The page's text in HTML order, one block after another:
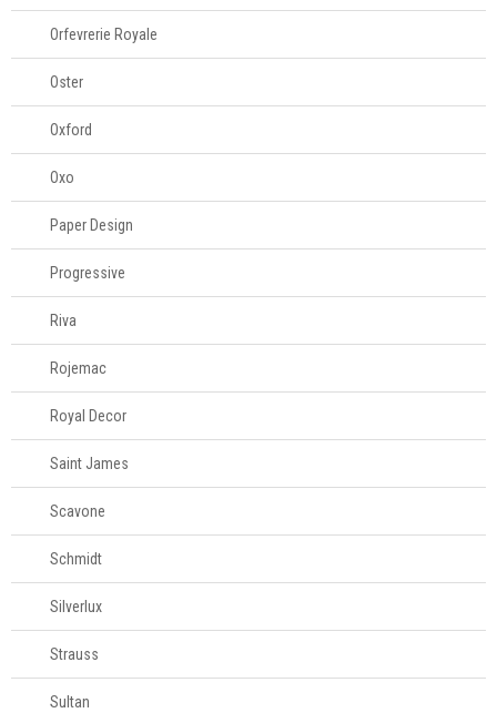
Orfevrerie Royale
Oster
Oxford
Oxo
Paper Design
Progressive
Riva
Rojemac
Royal Decor
Saint James
Scavone
Schmidt
Silverlux
Strauss
Sultan